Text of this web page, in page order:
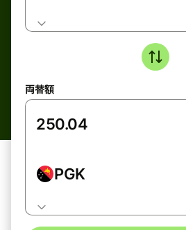
両替額
PGK